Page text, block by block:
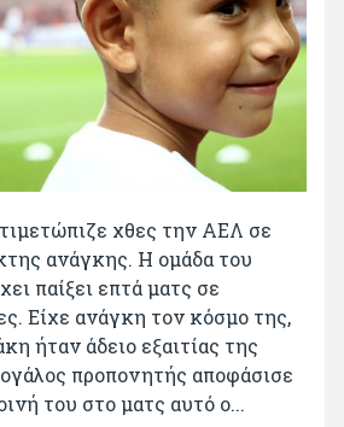
χθες την ΑΕΛ σε
ανάγκης. Η ομάδα του
παίξει επτά ματς σε
Είχε ανάγκη τον κόσμο της,
ήταν άδειο εξαιτίας της
προπονητής αποφάσισε
του στο ματς αυτό ο...